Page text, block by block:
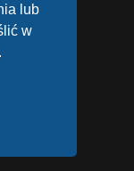
lub
w